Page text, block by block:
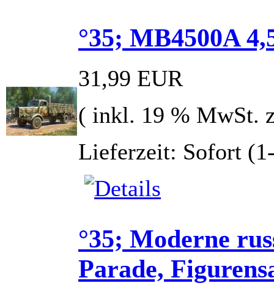
°35; MB4500A
31,99 EUR
( inkl. 19 % MwSt.
Lieferzeit: Sofort
°35; Moderne
Parade,